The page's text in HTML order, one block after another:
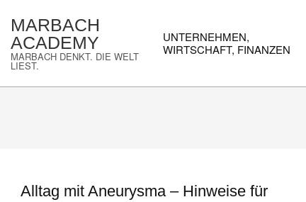
content
MARBACH
ACADEMY
MARBACH DENKT. DIE WELT
LIEST.
Navigation
UNTERNEHMEN,
WIRTSCHAFT, FINANZEN
Alltag mit Aneurysma – Hinweise für